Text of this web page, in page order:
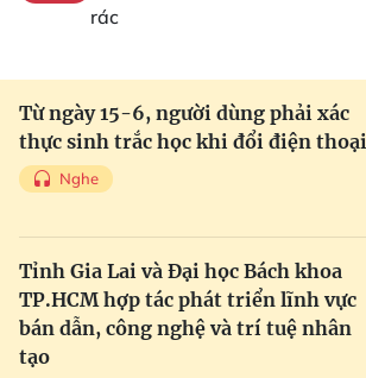
rác
Từ ngày 15-6, người dùng phải xác
thực sinh trắc học khi đổi điện thoại
Nghe
Tỉnh Gia Lai và Đại học Bách khoa
TP.HCM hợp tác phát triển lĩnh vực
bán dẫn, công nghệ và trí tuệ nhân
tạo